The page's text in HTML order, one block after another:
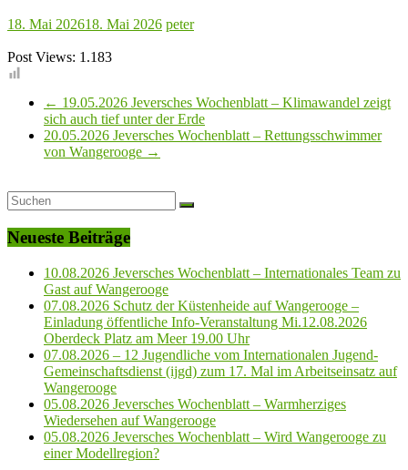
18. Mai 202618. Mai 2026 peter
Post Views: 1.183
← 19.05.2026 Jeversches Wochenblatt – Klimawandel zeigt
sich auch tief unter der Erde
20.05.2026 Jeversches Wochenblatt – Rettungsschwimmer
von Wangerooge →
Neueste Beiträge
10.08.2026 Jeversches Wochenblatt – Internationales Team zu
Gast auf Wangerooge
07.08.2026 Schutz der Küstenheide auf Wangerooge –
Einladung öffentliche Info-Veranstaltung Mi.12.08.2026
Oberdeck Platz am Meer 19.00 Uhr
07.08.2026 – 12 Jugendliche vom Internationalen Jugend-
Gemeinschaftsdienst (ijgd) zum 17. Mal im Arbeitseinsatz auf
Wangerooge
05.08.2026 Jeversches Wochenblatt – Warmherziges
Wiedersehen auf Wangerooge
05.08.2026 Jeversches Wochenblatt – Wird Wangerooge zu
einer Modellregion?